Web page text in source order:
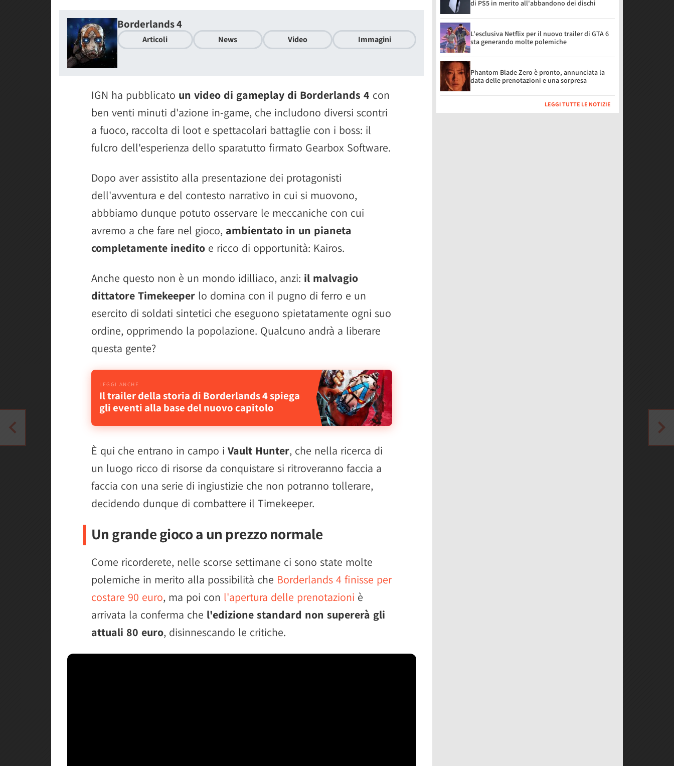
Borderlands 4
Articoli News Video Immagini
IGN ha pubblicato un video di gameplay di Borderlands 4 con
ben venti minuti d'azione in-game, che includono diversi scontri
a fuoco, raccolta di loot e spettacolari battaglie con i boss: il
fulcro dell'esperienza dello sparatutto firmato Gearbox Software.
Dopo aver assistito alla presentazione dei protagonisti
dell'avventura e del contesto narrativo in cui si muovono,
abbbiamo dunque potuto osservare le meccaniche con cui
avremo a che fare nel gioco, ambientato in un pianeta
completamente inedito e ricco di opportunità: Kairos.
Anche questo non è un mondo idilliaco, anzi: il malvagio
dittatore Timekeeper lo domina con il pugno di ferro e un
esercito di soldati sintetici che eseguono spietatamente ogni suo
ordine, opprimendo la popolazione. Qualcuno andrà a liberare
questa gente?
Il trailer della storia di Borderlands 4 spiega
gli eventi alla base del nuovo capitolo
È qui che entrano in campo i Vault Hunter, che nella ricerca di
un luogo ricco di risorse da conquistare si ritroveranno faccia a
faccia con una serie di ingiustizie che non potranno tollerare,
decidendo dunque di combattere il Timekeeper.
Un grande gioco a un prezzo normale
Come ricorderete, nelle scorse settimane ci sono state molte
polemiche in merito alla possibilità che Borderlands 4 finisse per
costare 90 euro, ma poi con l'apertura delle prenotazioni è
arrivata la conferma che l'edizione standard non supererà gli
attuali 80 euro, disinnescando le critiche.
di PS5 in merito all'abbandono dei dischi
L'esclusiva Netflix per il nuovo trailer di GTA 6
sta generando molte polemiche
Phantom Blade Zero è pronto, annunciata la
data delle prenotazioni e una sorpresa
LEGGI TUTTE LE NOTIZIE